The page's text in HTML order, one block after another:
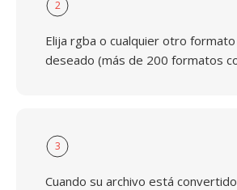
2
Elija rgba o cualquier otro
deseado (más de 200 formatos
3
Cuando su archivo está